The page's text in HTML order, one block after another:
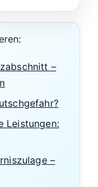
–
Leistungen:
–